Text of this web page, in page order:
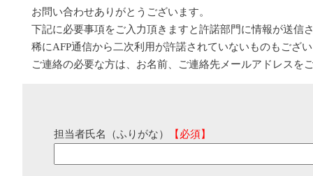
お問い合わせありがとうございます。
下記に必要事項をご入力頂きますと許諾部門に情報が送信
稀にAFP通信から二次利用が許諾されていないものもござ
ご連絡の必要な方は、お名前、ご連絡先メールアドレスを
担当者氏名（ふりがな） 【必須】